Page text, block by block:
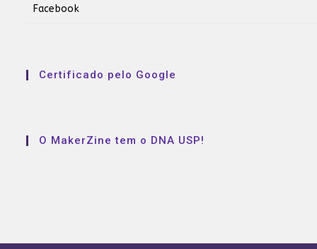
Certificado pelo Google
O MakerZine tem o DNA USP!